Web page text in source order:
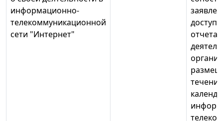
информационно-
телекоммуникационной
сети "Интернет"